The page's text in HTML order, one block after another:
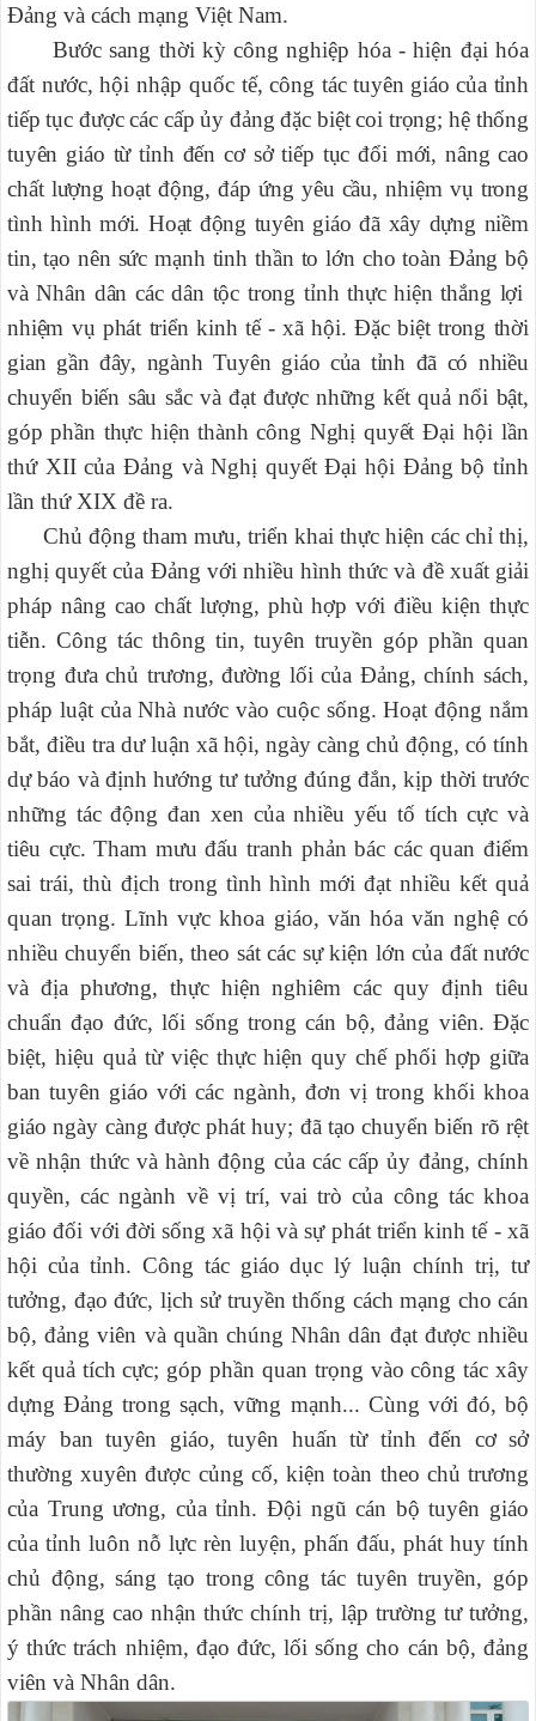
Đảng và cách mạng Việt Nam.
Bước sang thời kỳ công nghiệp hóa - hiện đại hóa
đất nước,hội nhập quốc tế,côngtác tuyên giáo của tỉnh
tiếp tục được các cấp ủy đảng đặc biệt coi trọng; hệ thống
tuyên giáo từ tỉnh đến cơ sở tiếp tục đổi mới, nâng cao
chất lượng hoạt động, đáp ứng yêu cầu, nhiệm vụ trong
tình hình mới. Hoạt động tuyên giáo đã xây dựng niềm
tin, tạo nên sức mạnh tinh thần to lớn cho toàn Đảng bộ
và Nhân dân các dân tộc trong tỉnh thực hiện thắng lợi
nhiệm vụ phát triển kinh tế- xã hội. Đặc biệt trong thời
gian gần đây, ngành Tuyên giáo của tỉnh đã có nhiều
chuyển biến sâu sắc và đạt được những kết quả nổi bật,
góp phần thực hiện thành công Nghị quyếtĐại hội lần
thứ XII của Đảng và Nghị quyết Đại hội Đảng bộ tỉnh
lần thứ XIX đề ra.
Chủ động tham mưu, triển khai thực hiện các chỉ thị,
nghị quyết của Đảng với nhiều hình thức và đề xuất giải
pháp nâng cao chất lượng, phù hợp với điều kiện thực
tiễn. Công tác thông tin,tuyên truyền góp phần quan
trọng đưachủ trương, đường lối của Đảng, chính sách,
pháp luật của Nhà nước vào cuộc sống.Hoạt động nắm
bắt, điều tra dư luận xã hội, ngày càng chủ động, có tính
dự báo và định hướng tư tưởng đúng đắn, kịp thời trước
những tác động đan xen của nhiều yếu tố tích cực và
tiêu cực. Tham mưu đấu tranh phản bác các quan điểm
sai trái, thù địch trong tình hình mới đạt nhiều kết quả
quan trọng.Lĩnh vực khoa giáo, văn hóa văn nghệ có
nhiều chuyển biến, theo sát các sự kiện lớn của đất nước
và địa phương, thực hiện nghiêm các quy định tiêu
chuẩn đạo đức, lối sống trong cán bộ, đảng viên. Đặc
biệt, hiệu quả từ việc thực hiện quy chế phối hợp giữa
ban tuyên giáo với các ngành, đơn vị trong khối khoa
giáo ngày càng được phát huy; đã tạo chuyển biến rõ rệt
về nhận thức và hành động của các cấp ủy đảng, chính
quyền, các ngành về vị trí, vai trò của công tác khoa
giáo đối với đời sống xã hội và sự phát triển kinh tế - xã
hội của tỉnh. Công tác giáo dục lý luận chính trị, tư
tưởng, đạo đức, lịch sử truyền thống cách mạng cho cán
bộ, đảng viên và quần chúng Nhân dân đạt được nhiều
kết quả tích cực; góp phần quan trọng vào công tác xây
dựng Đảng trong sạch, vững mạnh... Cùng với đó, bộ
máy ban tuyên giáo, tuyên huấn từ tỉnh đến cơ sở
thường xuyên được củng cố, kiện toàn theo chủ trương
của Trung ương, của tỉnh. Đội ngũ cán bộ tuyên giáo
của tỉnh luôn nỗ lực rèn luyện, phấn đấu, phát huy tính
chủ động, sáng tạo trong công tác tuyên truyền, góp
phần nâng cao nhận thức chính trị, lập trường tư tưởng,
ý thức trách nhiệm, đạo đức, lối sống cho cán bộ, đảng
viên và Nhân dân.